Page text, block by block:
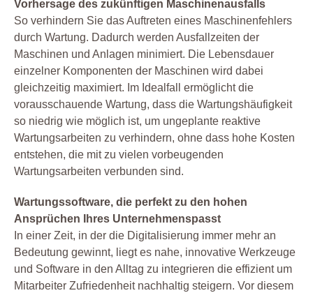
Vorhersage des zukünftigen Maschinenausfalls
So verhindern Sie das Auftreten eines Maschinenfehlers
durch Wartung. Dadurch werden Ausfallzeiten der
Maschinen und Anlagen minimiert. Die Lebensdauer
einzelner Komponenten der Maschinen wird dabei
gleichzeitig maximiert. Im Idealfall ermöglicht die
vorausschauende Wartung, dass die Wartungshäufigkeit
so niedrig wie möglich ist, um ungeplante reaktive
Wartungsarbeiten zu verhindern, ohne dass hohe Kosten
entstehen, die mit zu vielen vorbeugenden
Wartungsarbeiten verbunden sind.
Wartungssoftware, die perfekt zu den hohen
Ansprüchen Ihres Unternehmenspasst
In einer Zeit, in der die Digitalisierung immer mehr an
Bedeutung gewinnt, liegt es nahe, innovative Werkzeuge
und Software in den Alltag zu integrieren die effizient um
Mitarbeiter Zufriedenheit nachhaltig steigern. Vor diesem